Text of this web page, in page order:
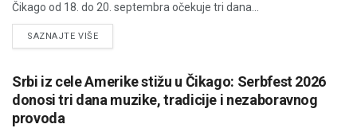
Čikago od 18. do 20. septembra očekuje tri dana...
SAZNAJTE VIŠEDETAILS
Srbi iz cele Amerike stižu u Čikago: Serbfest 2026
donosi tri dana muzike, tradicije i nezaboravnog
provoda